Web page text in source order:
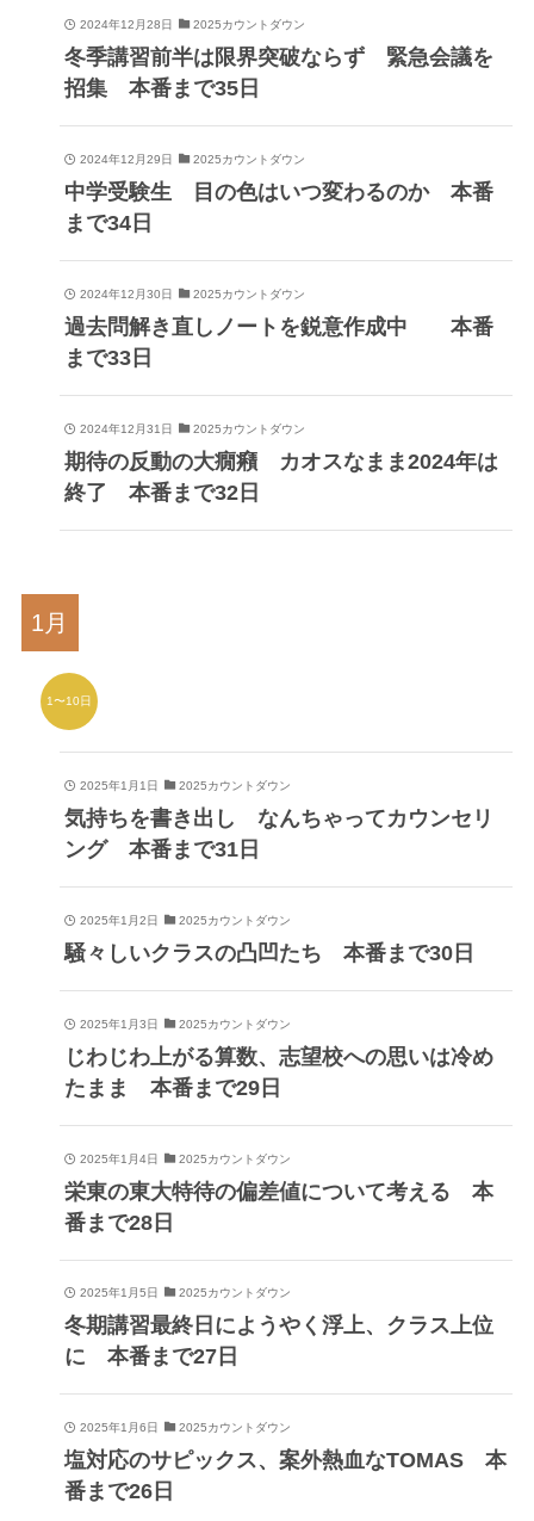
2024年12月28日 2025カウントダウン
冬季講習前半は限界突破ならず 緊急会議を
招集 本番まで35日
2024年12月29日 2025カウントダウン
中学受験生 目の色はいつ変わるのか 本番
まで34日
2024年12月30日 2025カウントダウン
過去問解き直しノートを鋭意作成中 本番
まで33日
2024年12月31日 2025カウントダウン
期待の反動の大癇癪 カオスなまま2024年は
終了 本番まで32日
1〜10日
2025年1月1日 2025カウントダウン
気持ちを書き出し なんちゃってカウンセリ
ング 本番まで31日
2025年1月2日 2025カウントダウン
騒々しいクラスの凸凹たち 本番まで30日
2025年1月3日 2025カウントダウン
じわじわ上がる算数、志望校への思いは冷め
たまま 本番まで29日
2025年1月4日 2025カウントダウン
栄東の東大特待の偏差値について考える 本
番まで28日
2025年1月5日 2025カウントダウン
冬期講習最終日にようやく浮上、クラス上位
に 本番まで27日
2025年1月6日 2025カウントダウン
塩対応のサピックス、案外熱血なTOMAS 本
番まで26日